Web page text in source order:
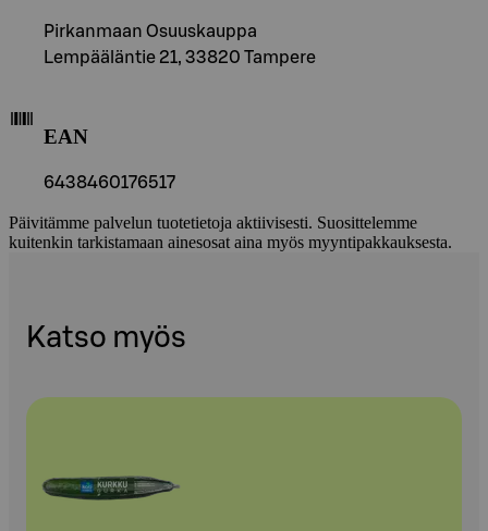
Pirkanmaan Osuuskauppa
Lempääläntie 21, 33820 Tampere
EAN
6438460176517
Päivitämme palvelun tuotetietoja aktiivisesti. Suosittelemme
kuitenkin tarkistamaan ainesosat aina myös myyntipakkauksesta.
Katso myös